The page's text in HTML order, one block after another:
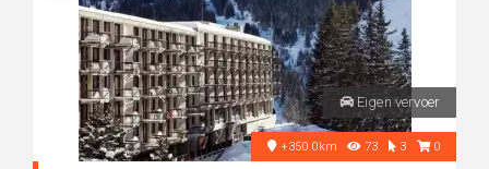
Eigen vervoer
+350.0km 73 3 0